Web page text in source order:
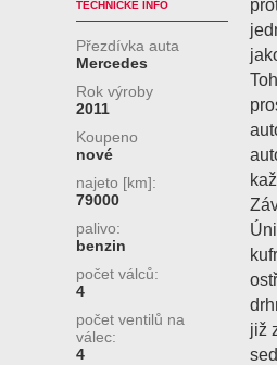
TECHNICKÉ INFO
Přezdívka auta
Mercedes
Rok výroby
2011
Koupeno
nové
najeto [km]:
79000
palivo:
benzin
počet válců:
4
počet ventilů na
válec:
4
již